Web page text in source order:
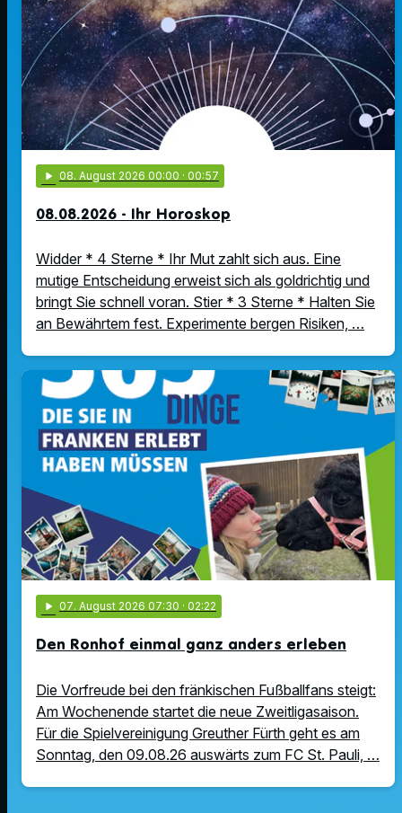
play_arrow 08. August 2026 00:00 · 00:57
08.08.2026 - Ihr Horoskop
Widder * 4 Sterne * Ihr Mut zahlt sich aus. Eine
mutige Entscheidung erweist sich als goldrichtig und
bringt Sie schnell voran. Stier * 3 Sterne * Halten Sie
an Bewährtem fest. Experimente bergen Risiken, …
play_arrow 07. August 2026 07:30 · 02:22
Den Ronhof einmal ganz anders erleben
Die Vorfreude bei den fränkischen Fußballfans steigt:
Am Wochenende startet die neue Zweitligasaison.
Für die Spielvereinigung Greuther Fürth geht es am
Sonntag, den 09.08.26 auswärts zum FC St. Pauli, …